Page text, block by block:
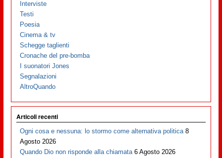
Interviste
Testi
Poesia
Cinema & tv
Schegge taglienti
Cronache del pre-bomba
I suonatori Jones
Segnalazioni
AltroQuando
Articoli recenti
Ogni cosa e nessuna: lo stormo come alternativa politica 8
Agosto 2026
Quando Dio non risponde alla chiamata 6 Agosto 2026